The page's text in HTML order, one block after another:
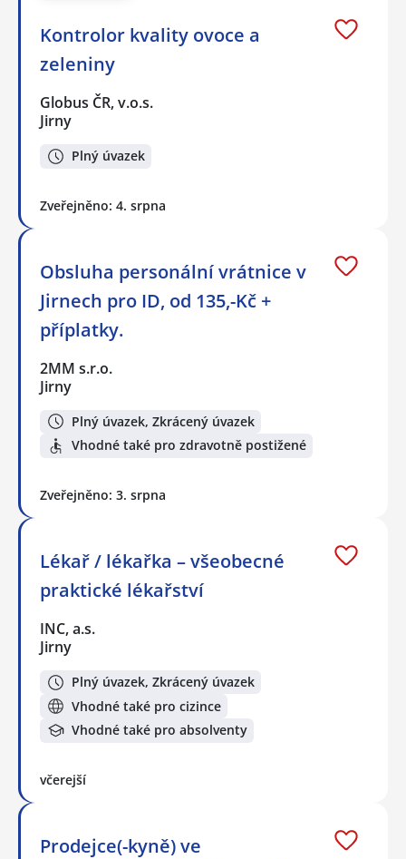
Kontrolor kvality ovoce a
zeleniny
Globus ČR, v.o.s.
Jirny
Plný úvazek
Zveřejněno: 4. srpna
Obsluha personální vrátnice v
Jirnech pro ID, od 135,-Kč +
příplatky.
2MM s.r.o.
Jirny
Plný úvazek, Zkrácený úvazek
Vhodné také pro zdravotně postižené
Zveřejněno: 3. srpna
Lékař / lékařka – všeobecné
praktické lékařství
INC, a.s.
Jirny
Plný úvazek, Zkrácený úvazek
Vhodné také pro cizince
Vhodné také pro absolventy
včerejší
Prodejce(-kyně) ve